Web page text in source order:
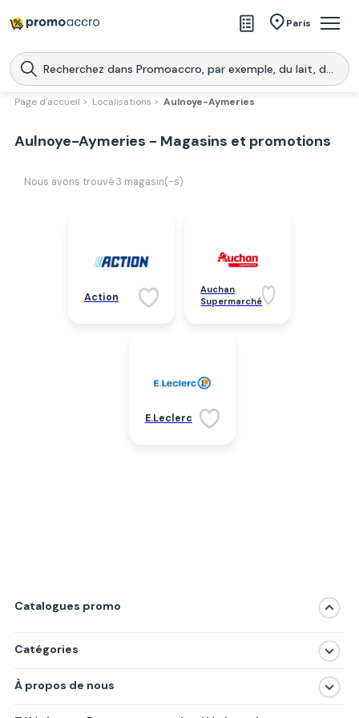
Paris
Magasins
Produits
Promoaccro
l'application
Page d'accueil > Localisations > Aulnoye-Aymeries
Aulnoye-Aymeries - Magasins et promotions
Nous avons trouvé 3 magasin(-s)
Action
Auchan
Supermarché
E.Leclerc
Catalogues promo
Catégories
Produits
À propos de nous